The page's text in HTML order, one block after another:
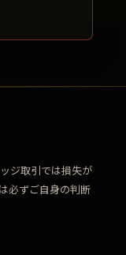
ジ取引では損失が
必ずご自身の判断